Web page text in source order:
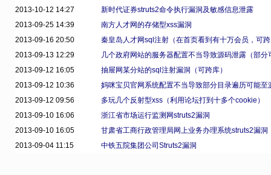
2013-10-12 14:27
新时代证券struts2命令执行漏洞及敏感信息泄露
2013-09-25 14:39
南方人才网的存储型xss漏洞
2013-09-16 20:50
秦皇岛人才网sql注射（在首页看到有十万会员，可
2013-09-13 12:29
几个政府网站的服务器配置不当导致源码泄露（部分
2013-09-12 16:05
抽屉网某分站的sql注射漏洞（可跨库）
2013-09-12 10:36
妈咪宝贝官网系统配置不当导致部分目录遍历可能至
2013-09-12 09:56
多玩几个反射型xss（利用论坛打到十多个cookie）
2013-09-10 16:06
浙江省市场运行监测网struts2漏洞
2013-09-10 16:05
甘肃省工商行政管理局网上业务办理系统struts2漏洞
2013-09-04 11:15
中铁五院集团公司Struts2漏洞